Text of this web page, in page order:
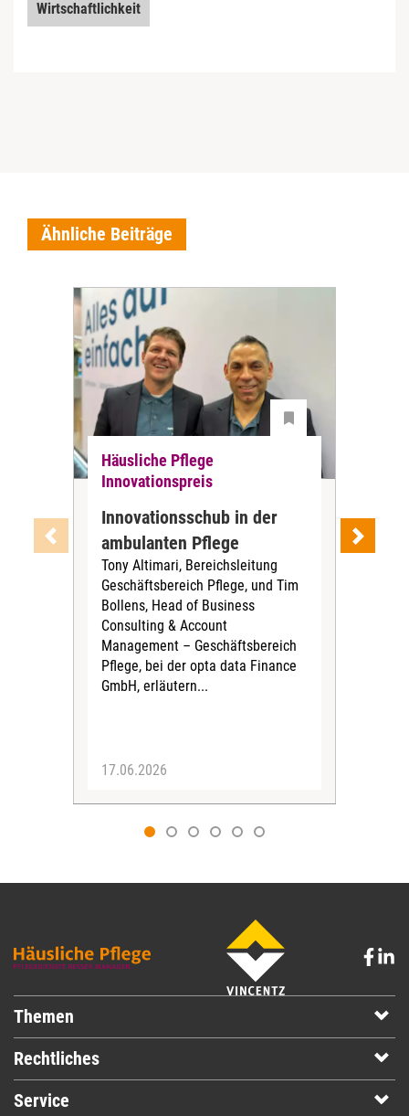
Wirtschaftlichkeit
Ähnliche Beiträge
Häusliche Pflege
Innovationspreis
Innovationsschub in der
ambulanten Pflege
Tony Altimari, Bereichsleitung
Geschäftsbereich Pflege, und Tim
Bollens, Head of Business
Consulting & Account
Management – Geschäftsbereich
Pflege, bei der opta data Finance
GmbH, erläutern...
17.06.2026
Themen
Rechtliches
Service